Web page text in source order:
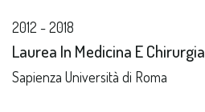
2012 - 2018
Laurea In Medicina E Chirurgia
Sapienza Università di Roma